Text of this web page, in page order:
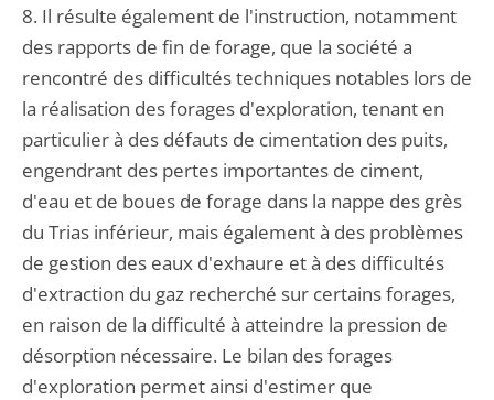
8. Il résulte également de l'instruction, notamment
des rapports de fin de forage, que la société a
rencontré des difficultés techniques notables lors de
la réalisation des forages d'exploration, tenant en
particulier à des défauts de cimentation des puits,
engendrant des pertes importantes de ciment,
d'eau et de boues de forage dans la nappe des grès
du Trias inférieur, mais également à des problèmes
de gestion des eaux d'exhaure et à des difficultés
d'extraction du gaz recherché sur certains forages,
en raison de la difficulté à atteindre la pression de
désorption nécessaire. Le bilan des forages
d'exploration permet ainsi d'estimer que